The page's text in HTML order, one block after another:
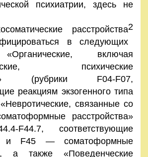
психиатрии, здесь не
расстройства2
в следующих
включая
психические
(рубрики F04-F07,
реакциям экзогенного типа
связанные со
расстройства»
F44.7, соответствующие
и F45 — соматоформные
а также «Поведенческие